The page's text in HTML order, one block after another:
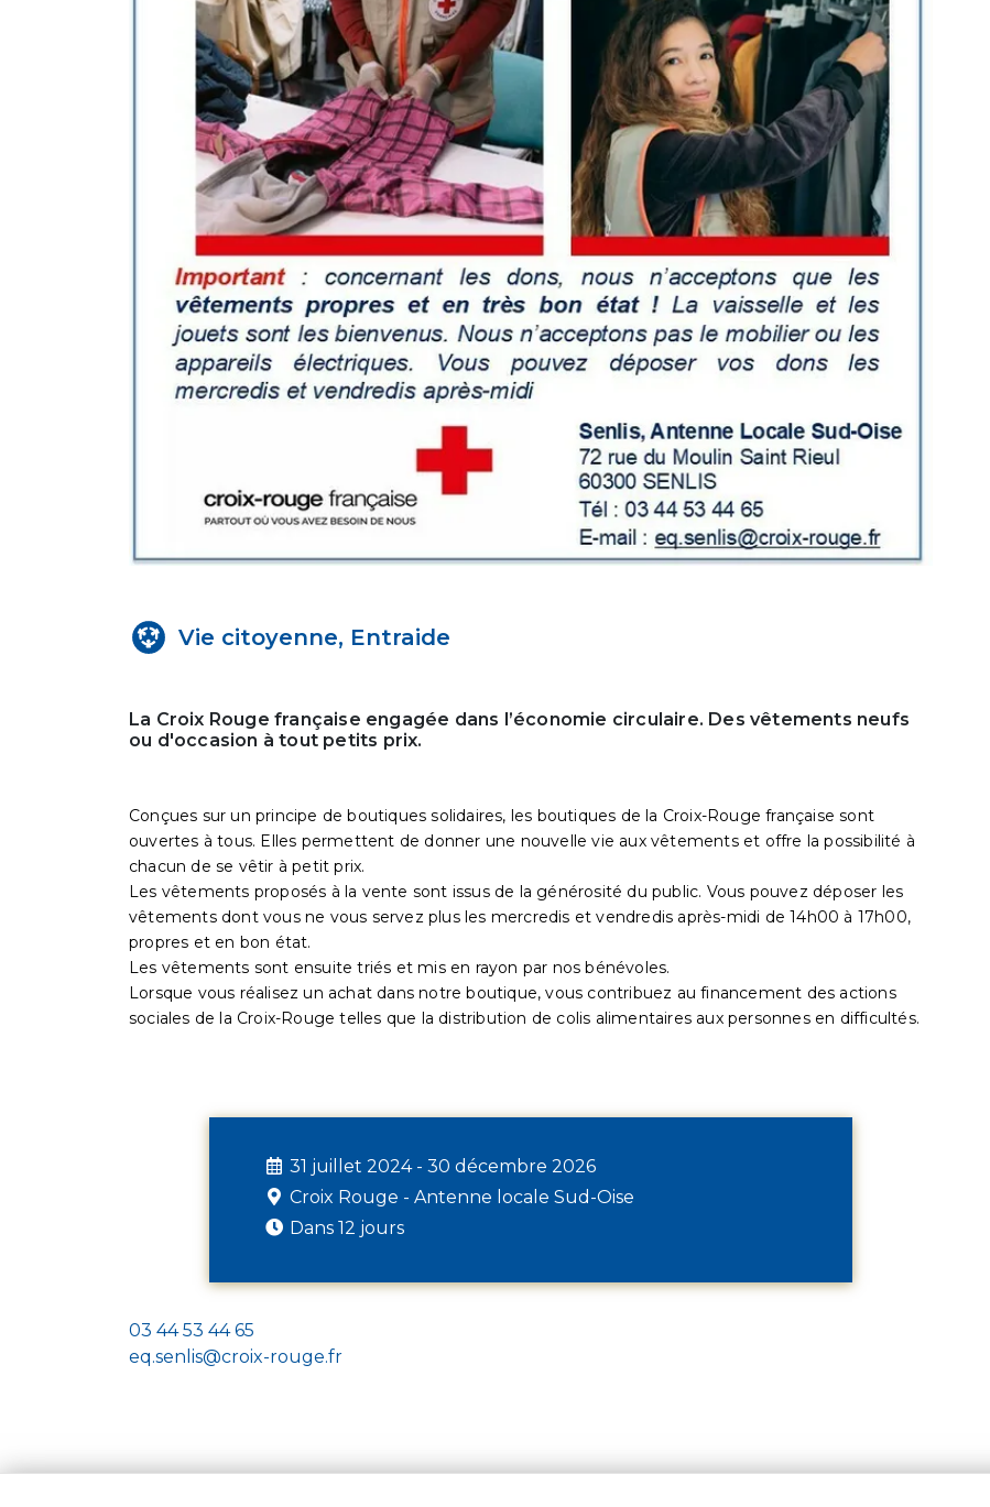
Vie citoyenne, Entraide
La Croix Rouge française engagée dans l’économie circulaire. Des vêtements neufs
ou d'occasion à tout petits prix.
Conçues sur un principe de boutiques solidaires, les boutiques de la Croix-Rouge française sont
ouvertes à tous. Elles permettent de donner une nouvelle vie aux vêtements et offre la possibilité à
chacun de se vêtir à petit prix.
Les vêtements proposés à la vente sont issus de la générosité du public. Vous pouvez déposer les
vêtements dont vous ne vous servez plus les mercredis et vendredis après-midi de 14h00 à 17h00,
propres et en bon état.
Les vêtements sont ensuite triés et mis en rayon par nos bénévoles.
Lorsque vous réalisez un achat dans notre boutique, vous contribuez au financement des actions
sociales de la Croix-Rouge telles que la distribution de colis alimentaires aux personnes en difficultés.
31 juillet 2024 - 30 décembre 2026
Croix Rouge - Antenne locale Sud-Oise
Dans 12 jours
03 44 53 44 65
eq.senlis@croix-rouge.fr